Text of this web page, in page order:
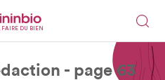
FAIRE DU BIEN
- page 63